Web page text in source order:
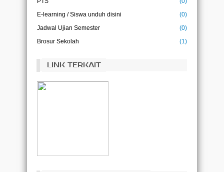
E-learning / Siswa unduh disini
(0)
Jadwal Ujian Semester
(0)
Brosur Sekolah
(1)
LINK TERKAIT